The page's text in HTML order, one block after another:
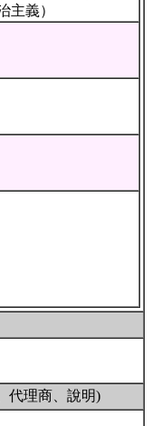
主義）
代理商、說明)